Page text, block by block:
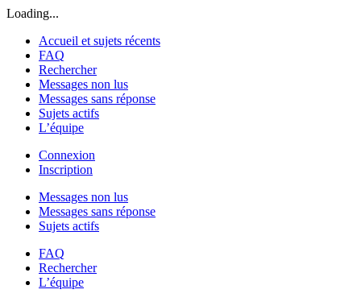
Loading...
Accueil et sujets récents
FAQ
Rechercher
Messages non lus
Messages sans réponse
Sujets actifs
L’équipe
Connexion
Inscription
Messages non lus
Messages sans réponse
Sujets actifs
FAQ
Rechercher
L’équipe